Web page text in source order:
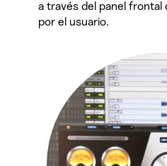
a través del panel
por el usuario.